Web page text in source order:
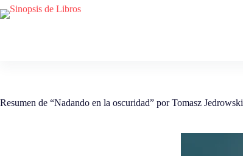
Saltar
al
Resumen de “Nadando en la oscuridad” por Tomasz Jedrowski